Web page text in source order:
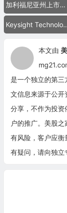
加利福尼亚州上市公司
Keysight
本文由
是一个独立的第三
文信息来源于公
分享，不作为投资
户的推广。美股
有风险，客户应衡
有疑问，请向独立